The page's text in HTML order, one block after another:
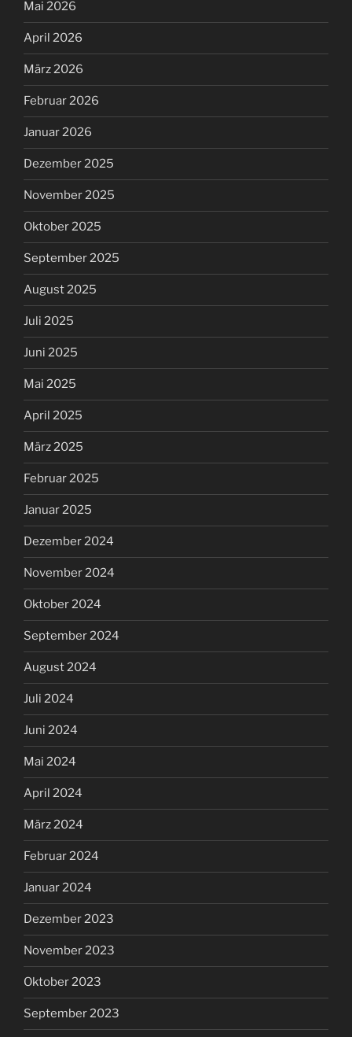
Mai 2026
April 2026
März 2026
Februar 2026
Januar 2026
Dezember 2025
November 2025
Oktober 2025
September 2025
August 2025
Juli 2025
Juni 2025
Mai 2025
April 2025
März 2025
Februar 2025
Januar 2025
Dezember 2024
November 2024
Oktober 2024
September 2024
August 2024
Juli 2024
Juni 2024
Mai 2024
April 2024
März 2024
Februar 2024
Januar 2024
Dezember 2023
November 2023
Oktober 2023
September 2023